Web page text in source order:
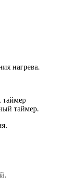
нагрева.
таймер
таймер.